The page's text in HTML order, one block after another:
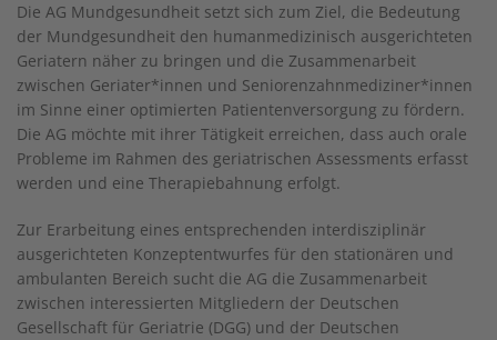
Die AG Mundgesundheit setzt sich zum Ziel, die Bedeutung
der Mundgesundheit den humanmedizinisch ausgerichteten
Geriatern näher zu bringen und die Zusammenarbeit
zwischen Geriater*innen und Seniorenzahnmediziner*innen
im Sinne einer optimierten Patientenversorgung zu fördern.
Die AG möchte mit ihrer Tätigkeit erreichen, dass auch orale
Probleme im Rahmen des geriatrischen Assessments erfasst
werden und eine Therapiebahnung erfolgt.
Zur Erarbeitung eines entsprechenden interdisziplinär
ausgerichteten Konzeptentwurfes für den stationären und
ambulanten Bereich sucht die AG die Zusammenarbeit
zwischen interessierten Mitgliedern der Deutschen
Gesellschaft für Geriatrie (DGG) und der Deutschen